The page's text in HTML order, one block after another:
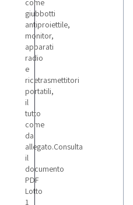
come
giubbotti
antiproiettile,
monitor,
apparati
radio
e
ricetrasmettitori
portatili,
il
tutto
come
da
allegato.Consulta
il
documento
PDF
Lotto
1